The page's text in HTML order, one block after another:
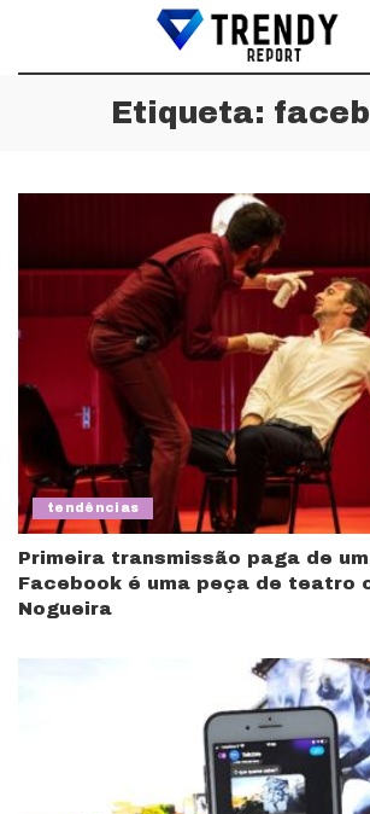
Etiqueta:
tendências
Primeira transmissão paga de
Facebook é uma peça de teatro
Nogueira